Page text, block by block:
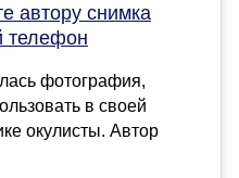
автору снимка
телефон
фотография,
в своей
окулисты. Автор